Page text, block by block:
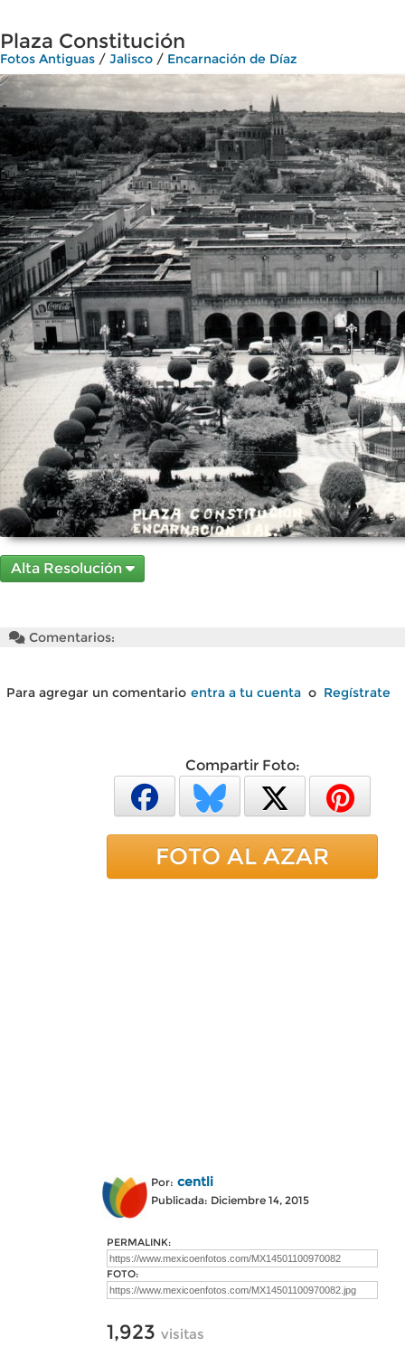
Plaza Constitución
Fotos Antiguas / Jalisco / Encarnación de Díaz
Alta Resolución
Comentarios:
Para agregar un comentario entra a tu cuenta o Regístrate
Compartir Foto:
FOTO AL AZAR
Por: centli
Publicada: Diciembre 14, 2015
PERMALINK:
FOTO:
1,923 visitas